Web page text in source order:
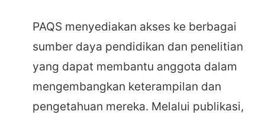
PAQS menyediakan akses ke berbagai
sumber daya pendidikan dan penelitian
yang dapat membantu anggota dalam
mengembangkan keterampilan dan
pengetahuan mereka. Melalui publikasi,